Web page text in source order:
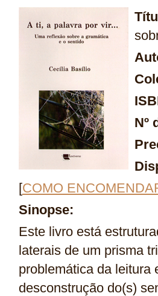
Nº
[COMO
Sinopse:
Este livro está
laterais de um prisma
problemática da leitura
desconstrução do(s)